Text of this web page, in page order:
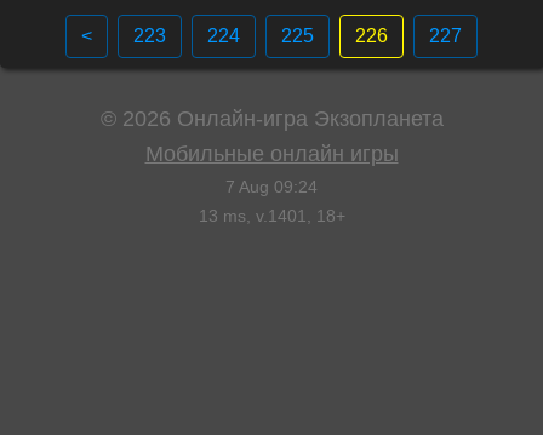
< 223 224 225 226 227
© 2026 Онлайн-игра Экзопланета
Мобильные онлайн игры
7 Aug 09:24
13 ms, v. 1401 , 18+